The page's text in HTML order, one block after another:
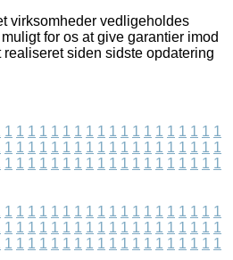
virksomheder vedligeholdes
for os at give garantier imod
siden sidste opdatering
1 1 1 1 1 1 1 1 1 1 1 1 1 1 1 1 1 1 1
1 1 1 1 1 1 1 1 1 1 1 1 1 1 1 1 1 1 1
1 1 1 1 1 1 1 1 1 1 1 1 1 1 1 1 1 1 1
1 1 1 1 1 1 1 1 1 1 1 1 1 1 1 1 1 1 1
1 1 1 1 1 1 1 1 1 1 1 1 1 1 1 1 1 1 1
1 1 1 1 1 1 1 1 1 1 1 1 1 1 1 1 1 1 1